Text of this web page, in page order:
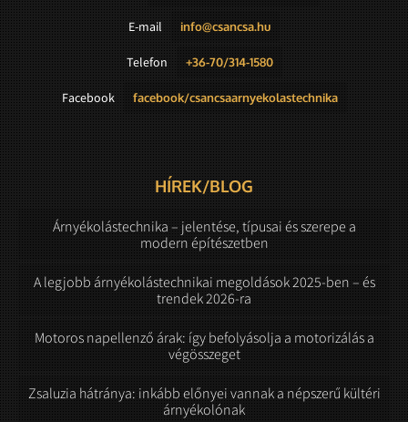
E-mail info@csancsa.hu
Telefon +36-70/314-1580
Facebook facebook/csancsaarnyekolastechnika
HÍREK/BLOG
Árnyékolástechnika – jelentése, típusai és szerepe a
modern építészetben
A legjobb árnyékolástechnikai megoldások 2025-ben – és
trendek 2026-ra
Motoros napellenző árak: így befolyásolja a motorizálás a
végösszeget
Zsaluzia hátránya: inkább előnyei vannak a népszerű kültéri
árnyékolónak